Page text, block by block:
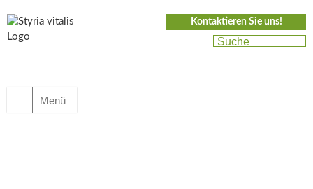
Kontaktieren Sie uns!
Menü